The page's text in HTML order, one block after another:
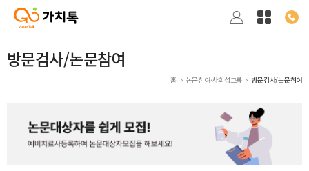
방문검사/논문참여
홈 논문참여·사회성그룹 방문검사/논문참여